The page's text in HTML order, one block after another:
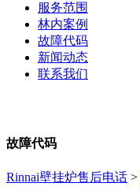
服务范围
林内案例
故障代码
新闻动态
联系我们
故障代码
Rinnai壁挂炉售后电话 >